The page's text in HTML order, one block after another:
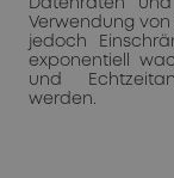
Datenraten
Verwendung
jedoch
exponentiell
und
werden.